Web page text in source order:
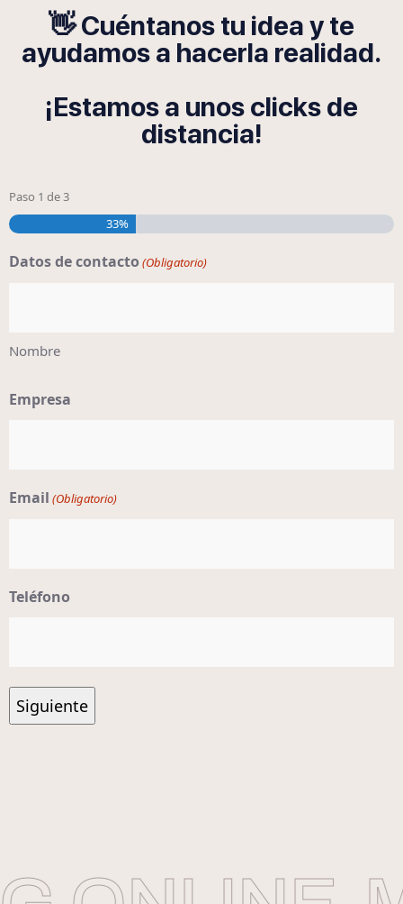
👋 Cuéntanos tu idea y te
ayudamos a hacerla realidad.
¡Estamos a unos clicks de
distancia!
Paso 1 de3
33%
Datos de contacto (Obligatorio)
Nombre
Empresa
Email (Obligatorio)
Teléfono